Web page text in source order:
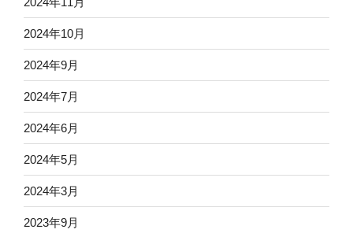
2024年10月
2024年9月
2024年7月
2024年6月
2024年5月
2024年3月
2023年9月